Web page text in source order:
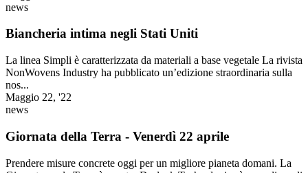
news
Biancheria intima negli Stati Uniti
La linea Simpli è caratterizzata da materiali a base vegetale La rivista
NonWovens Industry ha pubblicato un’edizione straordinaria sulla
nos...
Maggio 22, '22
news
Giornata della Terra - Venerdì 22 aprile
Prendere misure concrete oggi per un migliore pianeta domani. La